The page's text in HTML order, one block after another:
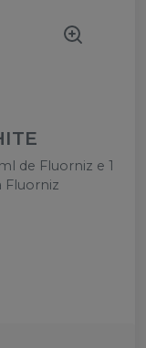
de Fluorniz e 1
Fluorniz